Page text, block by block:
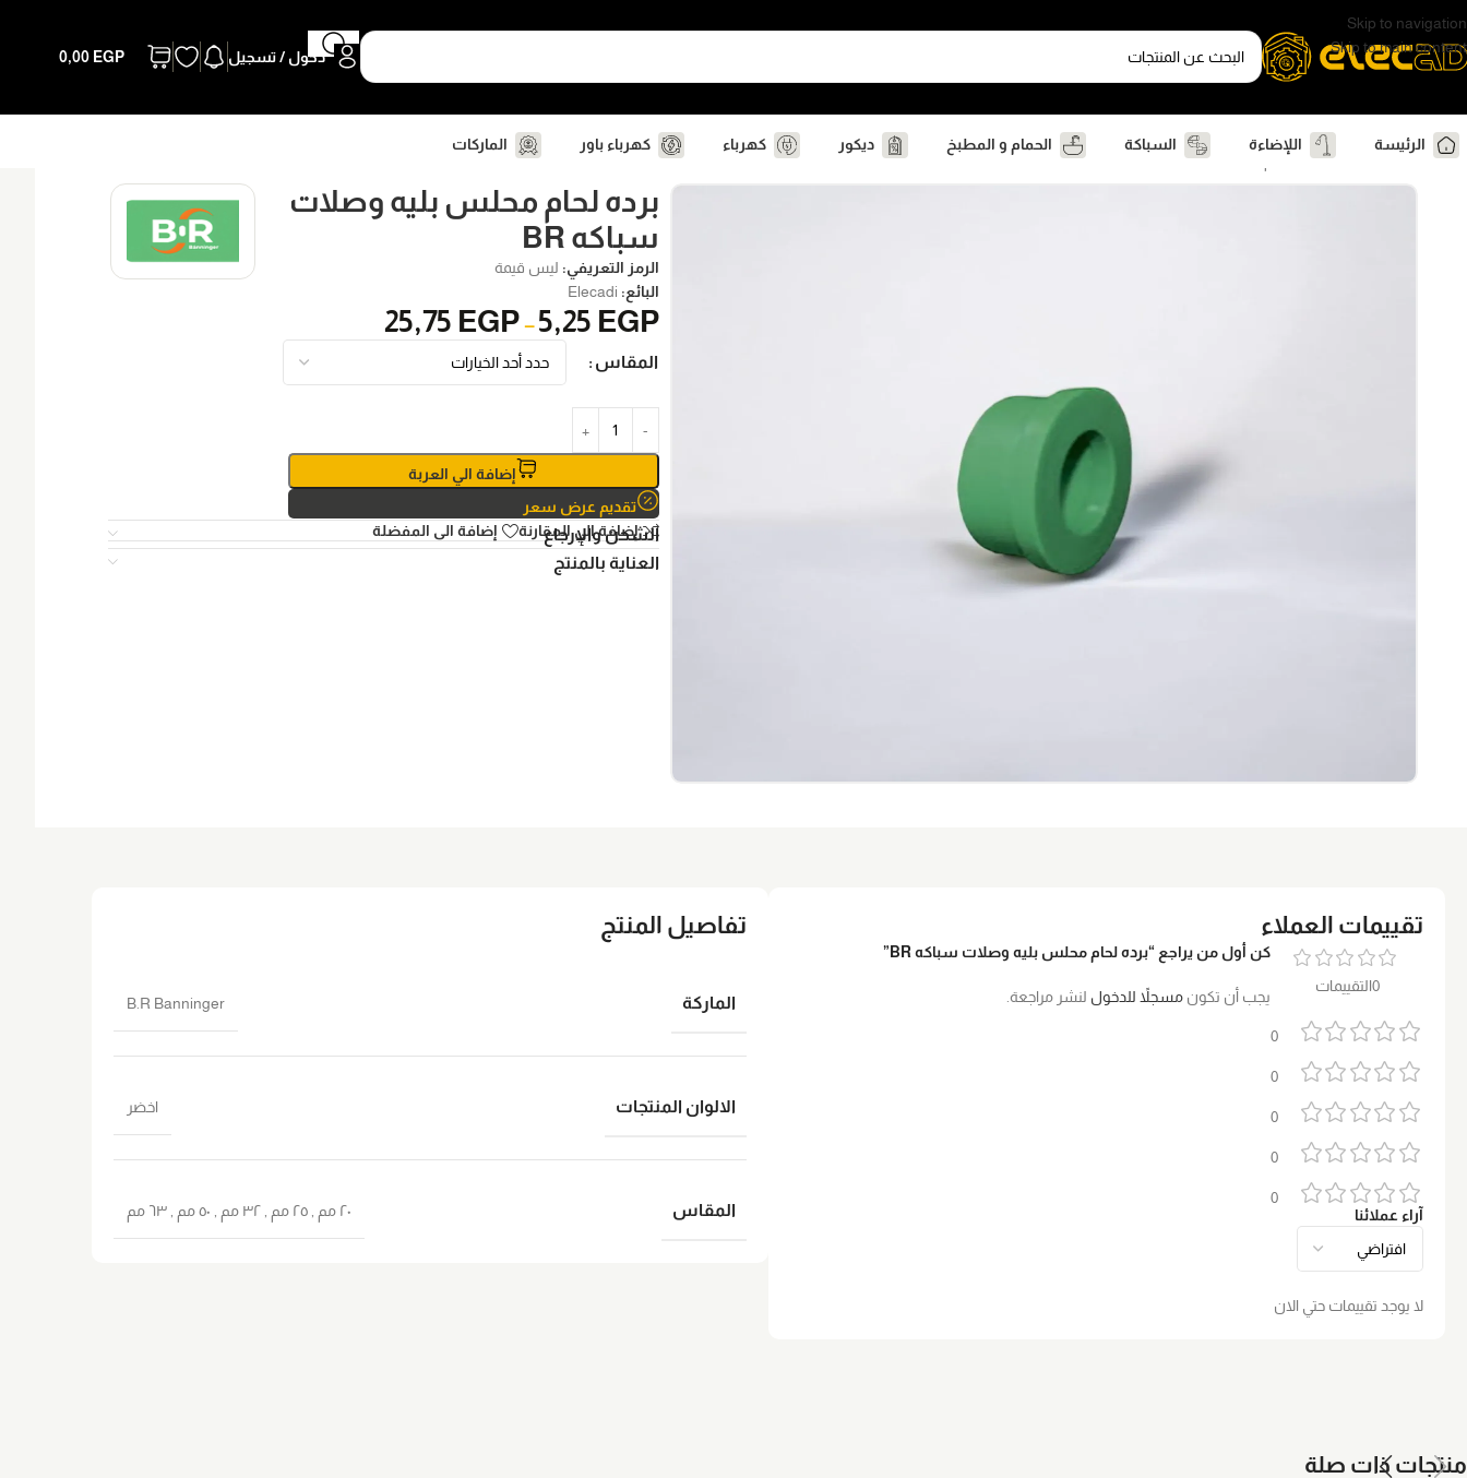
Skip to navigation
Skip to main content
دخول / تسجيل 0,00 EGP
الرئيسة اللإضاءة السباكة الحمام و المطبخ ديكور كهرباء كهرباء باور
الماركات
الرئيسية
السباكة برده لحام محلس بليه وصلات سباكه BR
برده لحام محلس بليه وصلات
سباكه BR
الرمز التعريفي: ليس قيمة
البائع: Elecadi
5,25 EGP
–
25,75 EGP
المقاس
إضافة الي العربة
تقديم عرض سعر
إضافة الي المقارنة
إضافة الى المفضلة
الشحن والإرجاع
العناية بالمنتج
تقييمات العملاء
0التقييمات
0
0
0
0
0
آراء عملائنا
لا يوجد تقييمات حتي الان
كن أول من يراجع “برده لحام محلس بليه وصلات سباكه BR”
يجب أن تكون مسجلاً للدخول لنشر مراجعة.
تفاصيل المنتج
الماركة B.R Banninger
الالوان المنتجات اخضر
المقاس ٢٠ مم ٢٥ مم ٣٢ مم ٥٠ مم ٦٣ مم
منتجات ذات صلة